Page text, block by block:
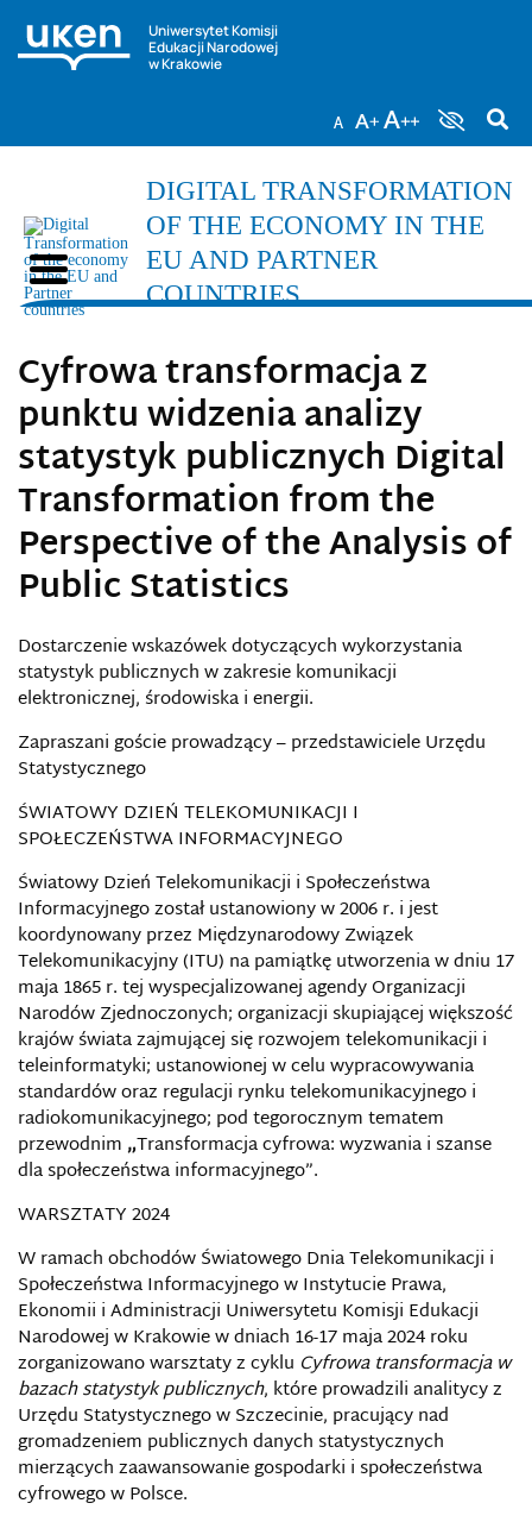
Uniwersytet Komisji
Edukacji Narodowej
w Krakowie
DIGITAL TRANSFORMATION
OF THE ECONOMY IN THE
EU AND PARTNER
COUNTRIES
Cyfrowa transformacja z
punktu widzenia analizy
statystyk publicznych Digital
Transformation from the
Perspective of the Analysis of
Public Statistics
Dostarczenie wskazówek dotyczących wykorzystania
statystyk publicznych w zakresie komunikacji
elektronicznej, środowiska i energii.
Zapraszani goście prowadzący – przedstawiciele Urzędu
Statystycznego
ŚWIATOWY DZIEŃ TELEKOMUNIKACJI I
SPOŁECZEŃSTWA INFORMACYJNEGO
Światowy Dzień Telekomunikacji i Społeczeństwa
Informacyjnego został ustanowiony w 2006 r. i jest
koordynowany przez Międzynarodowy Związek
Telekomunikacyjny (ITU) na pamiątkę utworzenia w dniu 17
maja 1865 r. tej wyspecjalizowanej agendy Organizacji
Narodów Zjednoczonych; organizacji skupiającej większość
krajów świata zajmującej się rozwojem telekomunikacji i
teleinformatyki; ustanowionej w celu wypracowywania
standardów oraz regulacji rynku telekomunikacyjnego i
radiokomunikacyjnego; pod tegorocznym tematem
przewodnim„Transformacja cyfrowa: wyzwania i szanse
dla społeczeństwa informacyjnego”.
WARSZTATY 2024
W ramach obchodów Światowego Dnia Telekomunikacji i
Społeczeństwa Informacyjnego w Instytucie Prawa,
Ekonomii i Administracji Uniwersytetu Komisji Edukacji
Narodowej w Krakowie w dniach 16-17 maja 2024 roku
zorganizowano warsztaty z cyklu Cyfrowa transformacja w
bazach statystyk publicznych, które prowadzili analitycy z
Urzędu Statystycznego w Szczecinie, pracujący nad
gromadzeniem publicznych danych statystycznych
mierzących zaawansowanie gospodarki i społeczeństwa
cyfrowego w Polsce.